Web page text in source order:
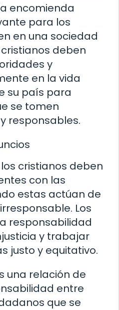
encomienda
para los
en una sociedad
deben
y
en la vida
su país para
se tomen
responsables.
cristianos deben
con las
estas actúan de
Los
responsabilidad
y trabajar
justo y equitativo.
una relación de
entre
que se